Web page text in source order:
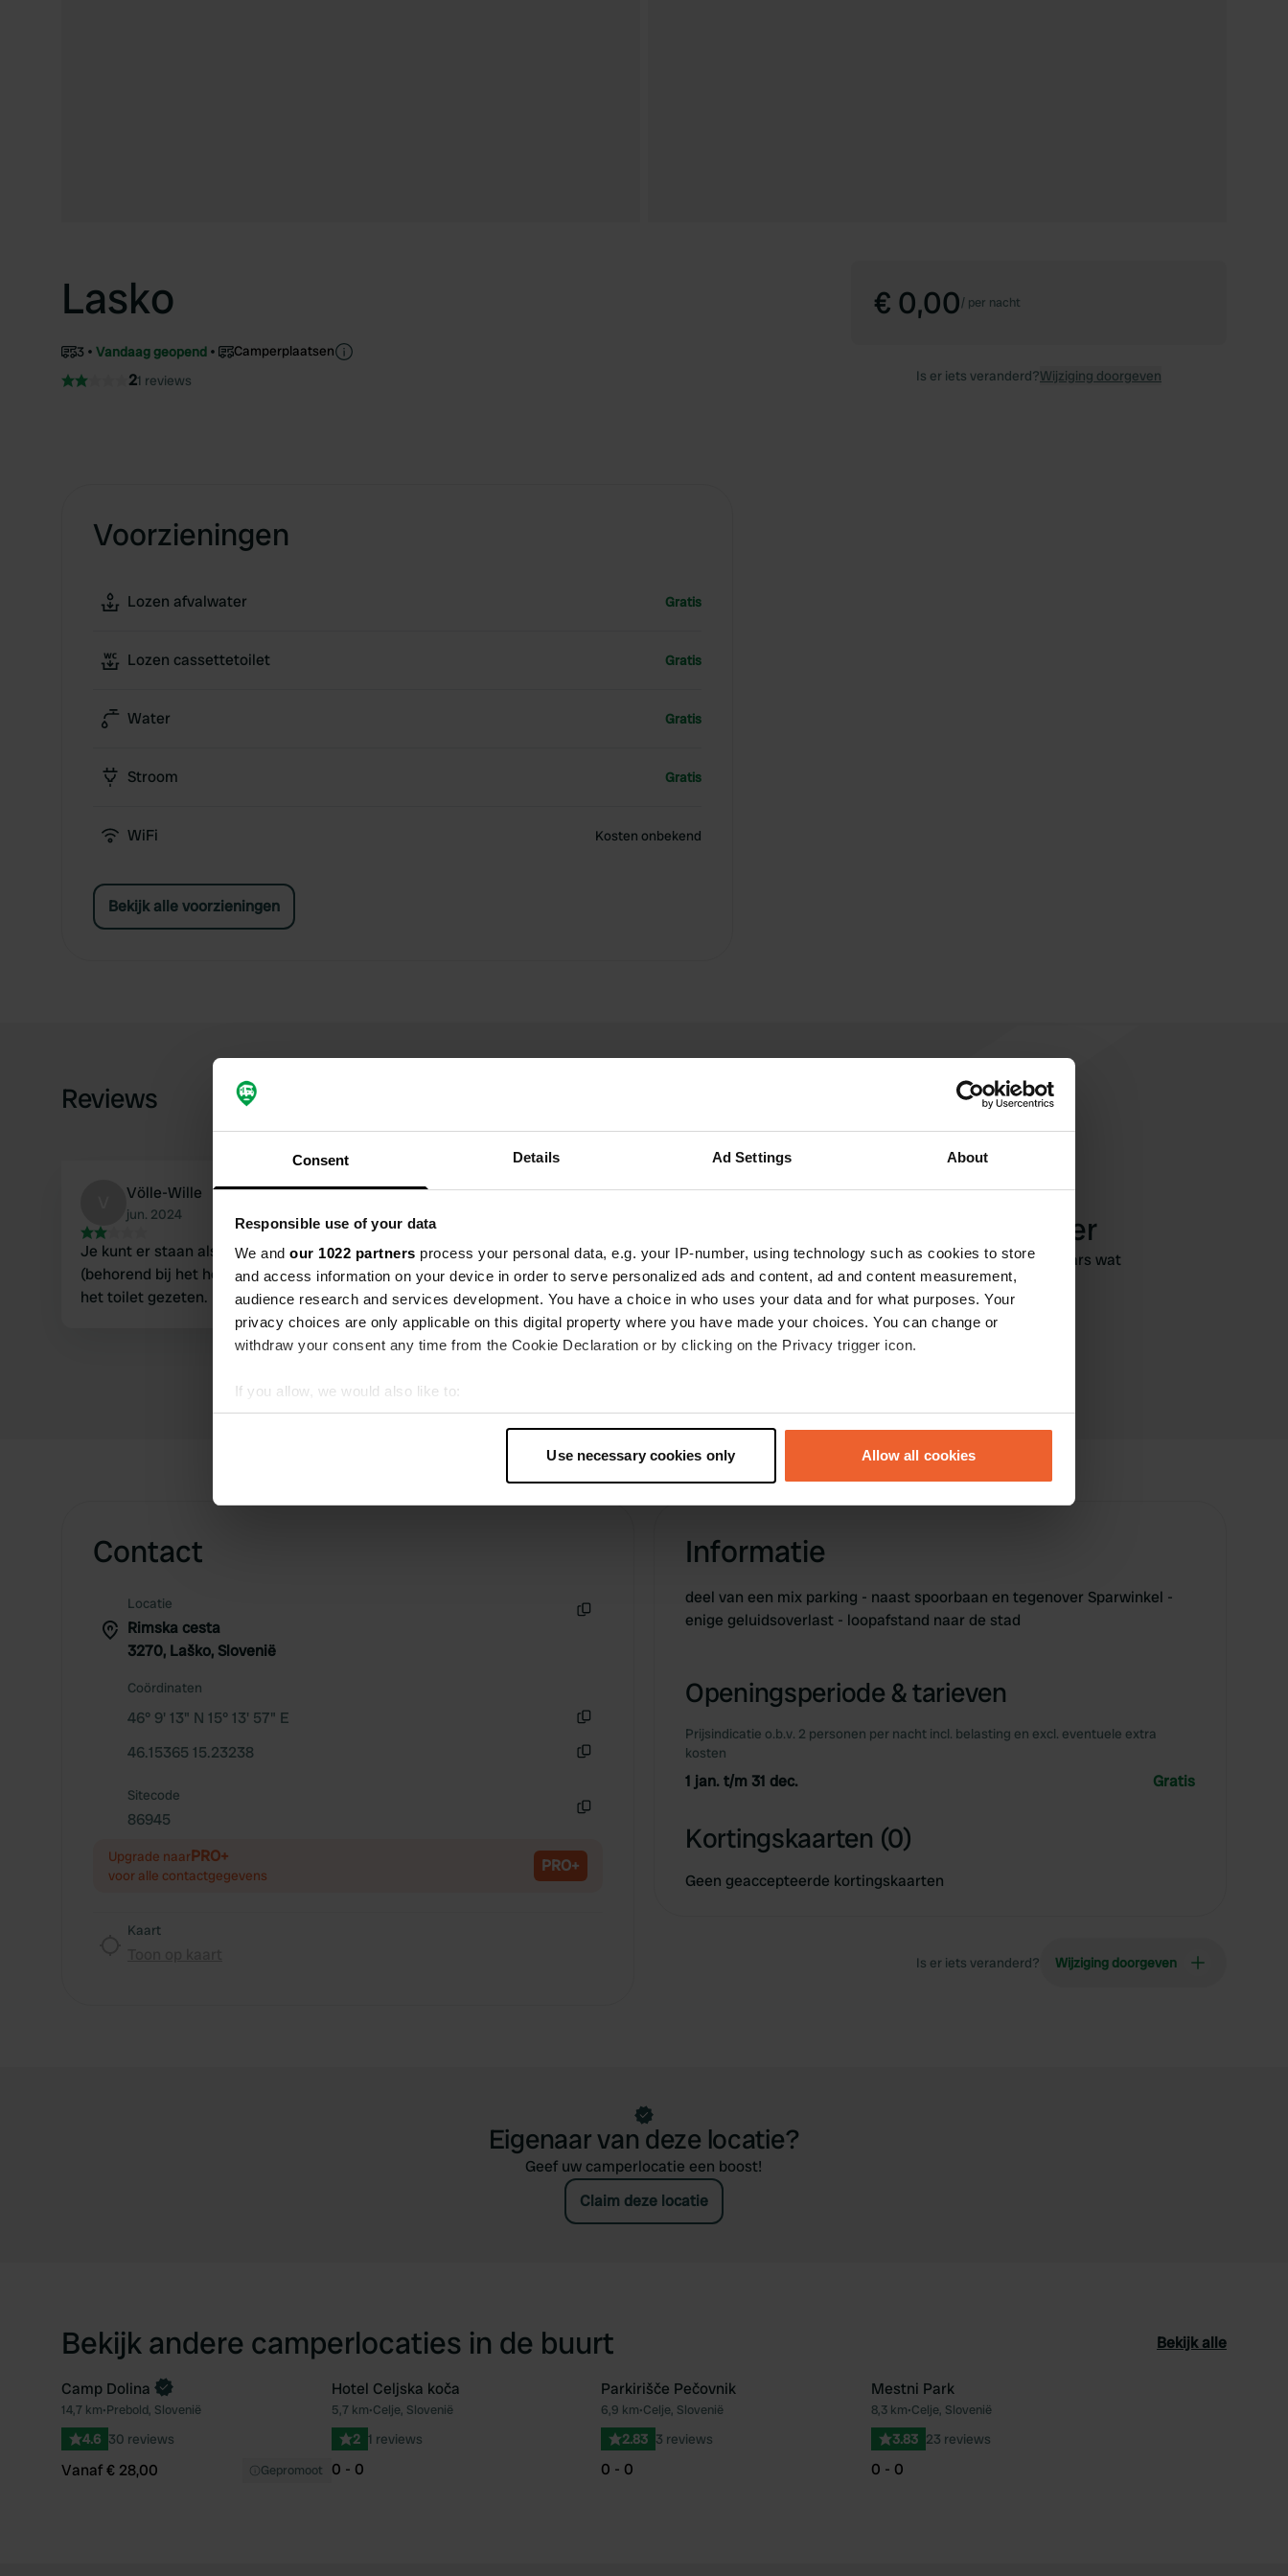
Consent Details Ad Settings About
Responsible use of your data
We and our 1022 partners process your personal data, e.g. your IP-number, using technology such as cookies to store
and access information on your device in order to serve personalized ads and content, ad and content measurement,
audience research and services development. You have a choice in who uses your data and for what purposes. Your
privacy choices are only applicable on this digital property where you have made your choices. You can change or
withdraw your consent any time from the Cookie Declaration or by clicking on the Privacy trigger icon.
If you allow, we would also like to:
Collect information about your geographical location which can be accurate to within several meters
Find out more about how your personal data is processed and set your preferences in the
information about your use of our site with our social media, advertising and analytics partners who may combine it with
other information that you’ve provided to them or that they’ve collected from your use of their services.
Use necessary cookies only Allow all cookies
Lasko
3 Vandaag geopend Camperplaatsen
21 reviews
Voorzieningen
Lozen afvalwater Gratis
Lozen cassettetoilet Gratis
Water Gratis
Stroom Gratis
WiFi Kosten onbekend
Bekijk alle voorzieningen
€ 0,00/ per nacht
Is er iets veranderd?Wijziging doorgeven
Reviews
Völle-Wille
jun. 2024
Je kunt er staan als je van treinen houdt. Ga niet naar de pizzeria dichtbij
(behorend bij het hotel) want van onze pizza "del mare" hebben we dagen op
het toilet gezeten. Dus......
Laat een review achter
Ben jij hier geweest? Vertel andere camperaars wat
je ervan vond.
Contact
Locatie
Rimska cesta
3270, Laško, Slovenië
Coördinaten
46° 9' 13" N 15° 13' 57" E
46.15365 15.23238
Sitecode
86945
Upgrade naarPRO+
voor alle contactgegevens PRO+
Kaart
Informatie
deel van een mix parking - naast spoorbaan en tegenover Sparwinkel -
enige geluidsoverlast - loopafstand naar de stad
Openingsperiode & tarieven
Prijsindicatie o.b.v. 2 personen per nacht incl. belasting en excl. eventuele extra
kosten
1 jan. t/m 31 dec. Gratis
Kortingskaarten (0)
Geen geaccepteerde kortingskaarten
Is er iets veranderd? Wijziging doorgeven
Eigenaar van deze locatie?
Geef uw camperlocatie een boost!
Claim deze locatie
Bekijk andere camperlocaties in de buurt Bekijk alle
Favoriet
Boek direct
Camp Dolina
14,7 km•Prebold, Slovenië
4.6 30 reviews
Vanaf € 28,00 Gepromoot
Favoriet
Hotel Celjska koča
5,7 km•Celje, Slovenië
2 1 reviews
0 - 0
Favoriet
Parkirišče Pečovnik
6,9 km•Celje, Slovenië
2.83 3 reviews
0 - 0
Mestni Park
8,3 km•Celje, Slovenië
3.83 23 reviews
0 - 0